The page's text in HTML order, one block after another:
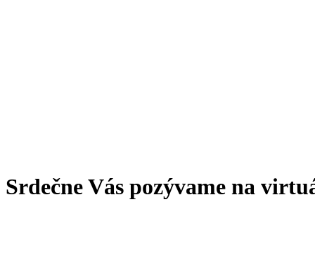
Srdečne Vás pozývame na